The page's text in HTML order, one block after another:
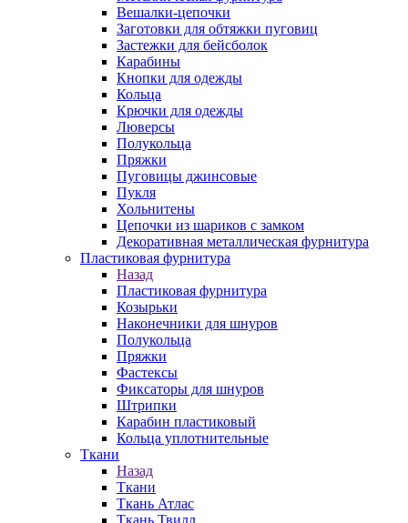
Вешалки-цепочки
Заготовки для обтяжки пуговиц
Застежки для бейсболок
Карабины
Кнопки для одежды
Кольца
Крючки для одежды
Люверсы
Полукольца
Пряжки
Пуговицы джинсовые
Пукля
Хольнитены
Цепочки из шариков с замком
Декоративная металлическая фурнитура
Пластиковая фурнитура
Назад
Пластиковая фурнитура
Козырьки
Наконечники для шнуров
Полукольца
Пряжки
Фастексы
Фиксаторы для шнуров
Штрипки
Карабин пластиковый
Кольца уплотнительные
Ткани
Назад
Ткани
Ткань Атлас
Ткань Твилл